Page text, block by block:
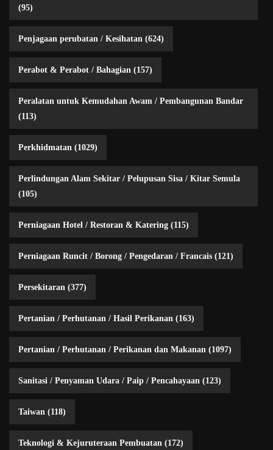
(95)
Penjagaan perubatan / Kesihatan (624)
Perabot & Perabot / Bahagian (157)
Peralatan untuk Kemudahan Awam / Pembangunan Bandar
(113)
Perkhidmatan (1029)
Perlindungan Alam Sekitar / Pelupusan Sisa / Kitar Semula
(105)
Perniagaan Hotel / Restoran & Katering (115)
Perniagaan Runcit / Borong / Pengedaran / Francais (121)
Persekitaran (377)
Pertanian / Perhutanan / Hasil Perikanan (163)
Pertanian / Perhutanan / Perikanan dan Makanan (1097)
Sanitasi / Penyaman Udara / Paip / Pencahayaan (123)
Taiwan (118)
Teknologi & Kejuruteraan Pembuatan (172)